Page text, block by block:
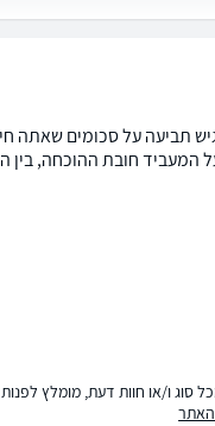
תביעה על סכומים שאתה
המעביד חובת ההוכחה,
סוג ו/או חוות דעת, מומלץ
האתר